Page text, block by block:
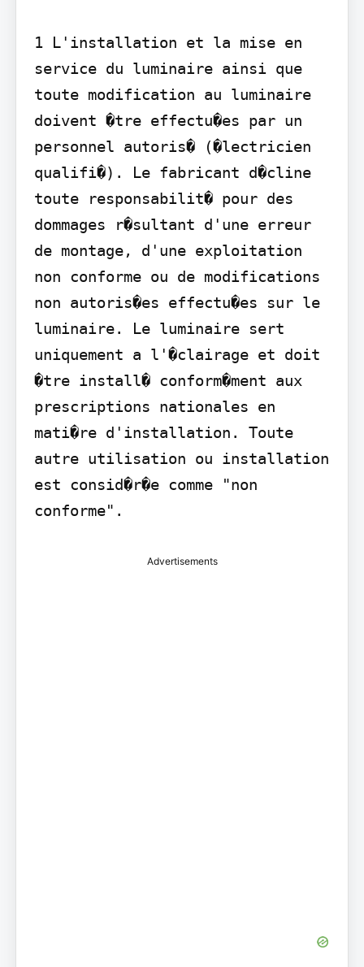
1 L'installation et la mise en
service du luminaire ainsi que
toute modification au luminaire
doivent �tre effectu�es par un
personnel autoris� (�lectricien
qualifi�). Le fabricant d�cline
toute responsabilit� pour des
dommages r�sultant d'une erreur
de montage, d'une exploitation
non conforme ou de modifications
non autoris�es effectu�es sur le
luminaire. Le luminaire sert
uniquement a l'�clairage et doit
�tre install� conform�ment aux
prescriptions nationales en
mati�re d'installation. Toute
autre utilisation ou installation
est consid�r�e comme "non
conforme".
Advertisements